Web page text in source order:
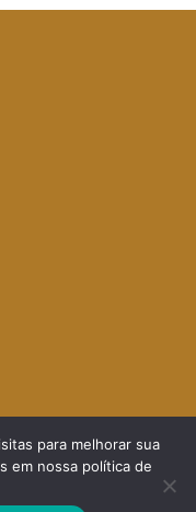
para melhorar sua
em nossa política de